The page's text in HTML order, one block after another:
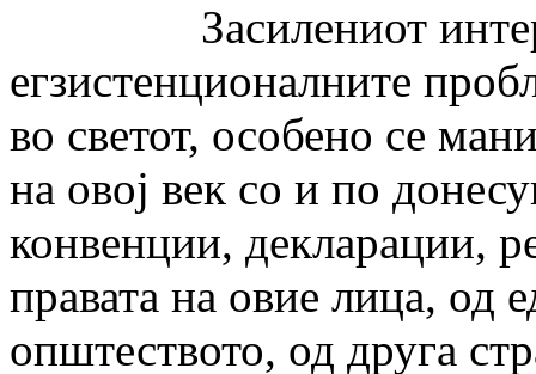
Засилениот
егзистенционалните
во светот, особено се
на овој век со и по
конвенции, декларации,
правата на овие лица, од
општеството, од друга